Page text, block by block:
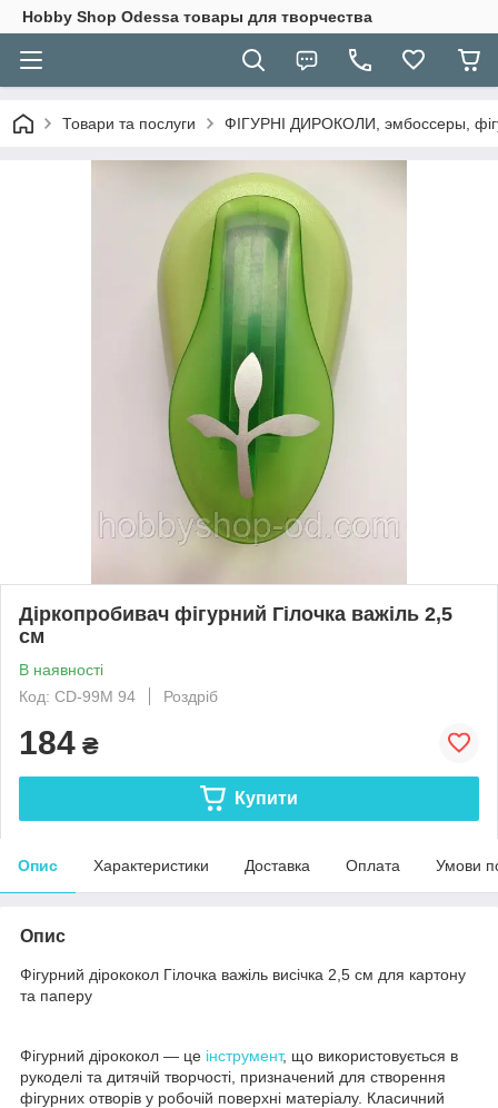
Hobbу Shop Odessa товары для творчества
Товари та послуги ФІГУРНІ ДИРОКОЛИ, эмбоссеры,
Діркопробивач фігурний Гілочка важіль 2,5
см
В наявності
Код: CD-99M 94
Роздріб
184 ₴
Купити
Опис Характеристики Доставка Оплата Умови
Опис
Фігурний дірококол Гілочка важіль висічка 2,5 см для картону
та паперу
Фігурний дірококол — це інструмент, що використовується в
рукоделі та дитячій творчості, призначений для створення
фігурних отворів у робочій поверхні матеріалу. Класичний